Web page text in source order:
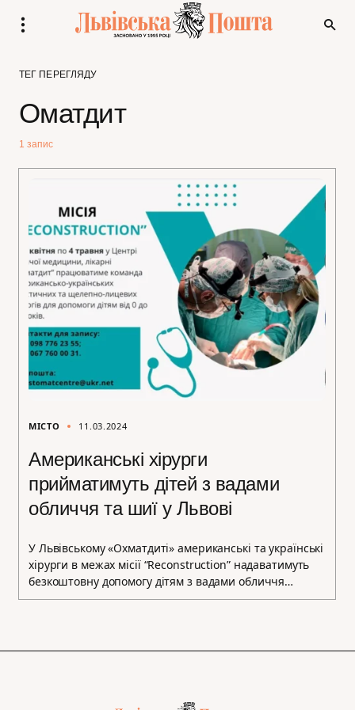
ТЕГ ПЕРЕГЛЯДУ
Оматдит
1 запис
МІСТО 11.03.2024
Американські хірурги
прийматимуть дітей з вадами
обличчя та шиї у Львові
У Львівському «Охматдиті» американські та українські
хірурги в межах місії “Reconstruction” надаватимуть
безкоштовну допомогу дітям з вадами обличчя…